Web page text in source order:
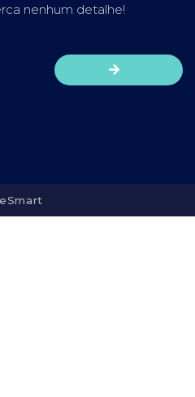
nenhum detalhe!